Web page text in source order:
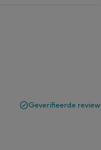
Geverifieerde review